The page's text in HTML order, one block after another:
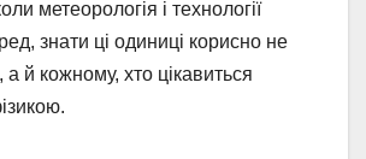
метеорологія і технології
знати ці одиниці корисно не
й кожному, хто цікавиться